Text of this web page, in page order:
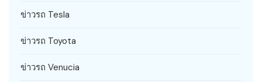
ข่าวรถ Tesla
ข่าวรถ Toyota
ข่าวรถ Venucia